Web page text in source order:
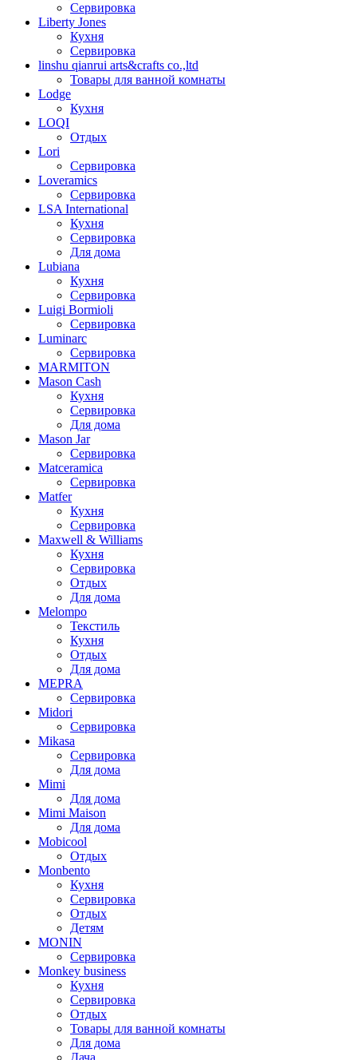
Сервировка
Liberty Jones
Кухня
Сервировка
linshu qianrui arts&crafts co.,ltd
Товары для ванной комнаты
Lodge
Кухня
LOQI
Отдых
Lori
Сервировка
Loveramics
Сервировка
LSA International
Кухня
Сервировка
Для дома
Lubiana
Кухня
Сервировка
Luigi Bormioli
Сервировка
Luminarc
Сервировка
MARMITON
Mason Cash
Кухня
Сервировка
Для дома
Mason Jar
Сервировка
Matceramica
Сервировка
Matfer
Кухня
Сервировка
Maxwell & Williams
Кухня
Сервировка
Отдых
Для дома
Melompo
Текстиль
Кухня
Отдых
Для дома
MEPRA
Сервировка
Midori
Сервировка
Mikasa
Сервировка
Для дома
Mimi
Для дома
Mimi Maison
Для дома
Mobicool
Отдых
Monbento
Кухня
Сервировка
Отдых
Детям
MONIN
Сервировка
Monkey business
Кухня
Сервировка
Отдых
Товары для ванной комнаты
Для дома